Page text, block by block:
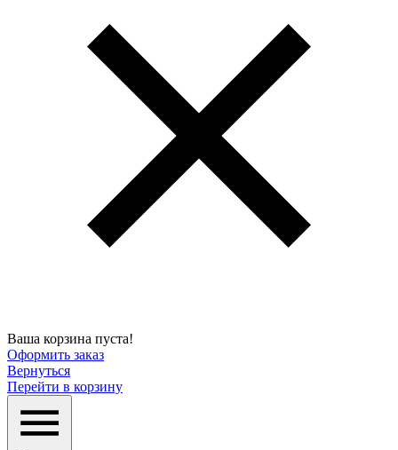
Ваша корзина пуста!
Оформить заказ
Вернуться
Перейти в корзину